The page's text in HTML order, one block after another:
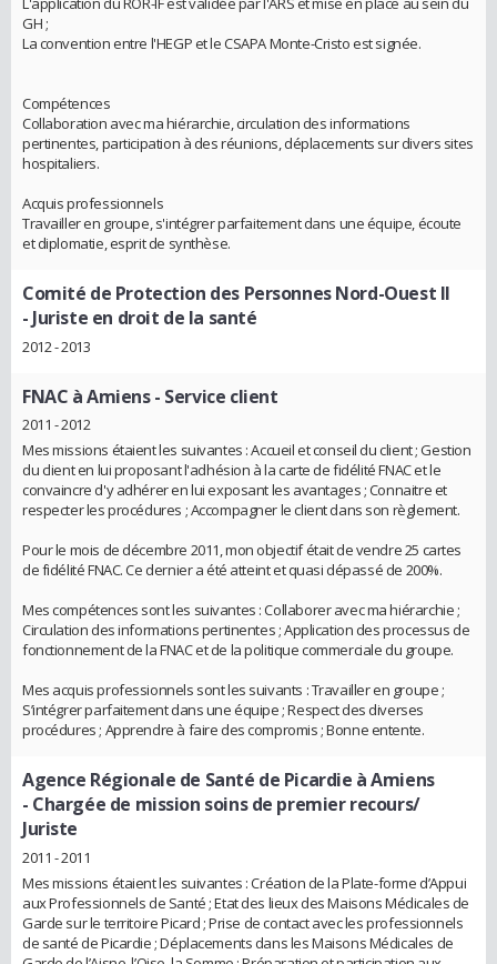
GH ;
La convention entre l'HEGP et le CSAPA Monte-Cristo est signée.
Compétences
Collaboration avec ma hiérarchie, circulation des informations
pertinentes, participation à des réunions, déplacements sur divers sites
hospitaliers.
Acquis professionnels
Travailler en groupe, s'intégrer parfaitement dans une équipe, écoute
et diplomatie, esprit de synthèse.
Comité de Protection des Personnes Nord-Ouest II
- Juriste en droit de la santé
2012 - 2013
FNAC à Amiens- Service client
2011 - 2012
Mes missions étaient les suivantes : Accueil et conseil du client ; Gestion
du client en lui proposant l'adhésion à la carte de fidélité FNAC et le
convaincre d'y adhérer en lui exposant les avantages ; Connaitre et
respecter les procédures ; Accompagner le client dans son règlement.
Pour le mois de décembre 2011, mon objectif était de vendre 25 cartes
de fidélité FNAC. Ce dernier a été atteint et quasi dépassé de 200%.
Mes compétences sont les suivantes : Collaborer avec ma hiérarchie ;
Circulation des informations pertinentes ; Application des processus de
fonctionnement de la FNAC et de la politique commerciale du groupe.
Mes acquis professionnels sont les suivants : Travailler en groupe ;
S’intégrer parfaitement dans une équipe ; Respect des diverses
procédures ; Apprendre à faire des compromis ; Bonne entente.
Agence Régionale de Santé de Picardie à Amiens
- Chargée de mission soins de premier recours/
Juriste
2011 - 2011
Mes missions étaient les suivantes : Création de la Plate-forme d’Appui
aux Professionnels de Santé ; Etat des lieux des Maisons Médicales de
Garde sur le territoire Picard ; Prise de contact avec les professionnels
de santé de Picardie ; Déplacements dans les Maisons Médicales de